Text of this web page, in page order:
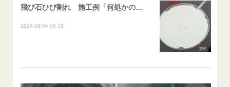
飛び石ひび割れ 施工例「何処かの施工歴再修復（ヒビ伸び先）及び小さなひび割れ」スイフト
2026.08.04 09:38